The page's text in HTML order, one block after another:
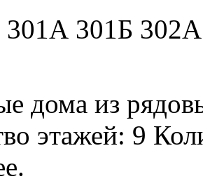
301А 301Б
дома из
этажей: 9